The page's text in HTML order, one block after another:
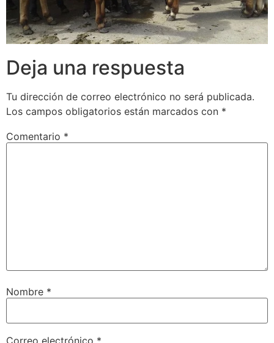
Deja una respuesta
Tu dirección de correo electrónico no será publicada.
Los campos obligatorios están marcados con *
Comentario *
Nombre *